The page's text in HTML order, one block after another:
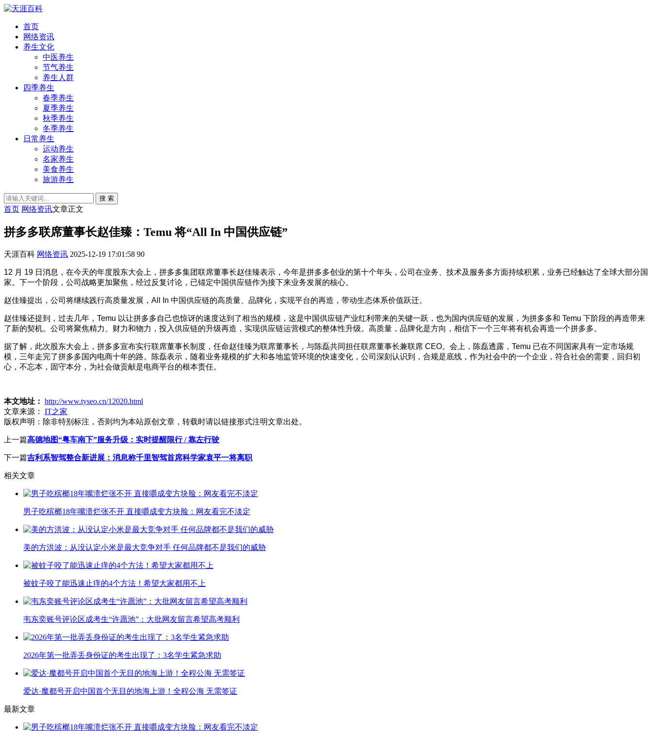
首页
网络资讯
养生文化
中医养生
节气养生
养生人群
四季养生
春季养生
夏季养生
秋季养生
冬季养生
日常养生
运动养生
名家养生
美食养生
旅游养生
搜 索
首页 网络资讯文章正文
拼多多联席董事长赵佳臻：Temu 将“All In 中国供应链”
天涯百科 网络资讯 2025-12-19 17:01:58 90
12 月 19 日消息，在今天的年度股东大会上，拼多多集团联席董事长赵佳臻表示，今年是拼多多创业的第十个年头，公司在业务、技术及服务多方面持续积累，业务已经触达了全球大部分国
家。下一个阶段，公司战略更加聚焦，经过反复讨论，已锚定中国供应链作为接下来业务发展的核心。
赵佳臻提出，公司将继续践行高质量发展，All In 中国供应链的高质量、品牌化，实现平台的再造，带动生态体系价值跃迁。
赵佳臻还提到，过去几年，Temu 以让拼多多自己也惊讶的速度达到了相当的规模，这是中国供应链产业红利带来的关键一跃，也为国内供应链的发展，为拼多多和 Temu 下阶段的再造带来
了新的契机。公司将聚焦精力、财力和物力，投入供应链的升级再造，实现供应链运营模式的整体性升级。高质量，品牌化是方向，相信下一个三年将有机会再造一个拼多多。
据了解，此次股东大会上，拼多多宣布实行联席董事长制度，任命赵佳臻为联席董事长，与陈磊共同担任联席董事长兼联席 CEO。会上，陈磊透露，Temu 已在不同国家具有一定市场规
模，三年走完了拼多多国内电商十年的路。陈磊表示，随着业务规模的扩大和各地监管环境的快速变化，公司深刻认识到，合规是底线，作为社会中的一个企业，符合社会的需要，回归初
心，不忘本，固守本分，为社会做贡献是电商平台的根本责任。
本文地址： http://www.tyseo.cn/12020.html
文章来源：
IT之家
版权声明： 除非特别标注，否则均为本站原创文章，转载时请以链接形式注明文章出处。
上一篇高德地图“粤车南下”服务升级：实时提醒限行 / 靠左行驶
下一篇吉利系智驾整合新进展：消息称千里智驾首席科学家袁平一将离职
相关文章
男子吃槟榔18年嘴溃烂张不开 直接嚼成变方块脸：网友看完不淡定
美的方洪波：从没认定小米是最大竞争对手 任何品牌都不是我们的威胁
被蚊子咬了能迅速止痒的4个方法！希望大家都用不上
韦东奕账号评论区成考生“许愿池”：大批网友留言希望高考顺利
2026年第一批弄丢身份证的考生出现了：3名学生紧急求助
爱达·魔都号开启中国首个无目的地海上游！全程公海 无需签证
最新文章